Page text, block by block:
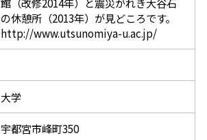
館（改修2014年）と震災がれき大谷石
の休憩所（2013年）が見どころです。
http://www.utsunomiya-u.ac.jp/
大学
宇都宮市峰町350